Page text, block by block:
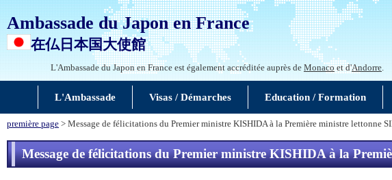
Ambassade du Japon en France
在仏日本国大使館
L'Ambassade du Japon en France est également accréditée auprès de Monacoet d'Andorre.
L'Ambassade Visas / Démarches Education / Formation
première page > Message de félicitations du Premier ministre KISHIDA à la Première ministre lettonne
Message de félicitations du Premier ministre KISHIDA à la